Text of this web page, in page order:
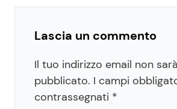
Lascia un commento
Il tuo indirizzo email non sarà
pubblicato. I campi
contrassegnati *